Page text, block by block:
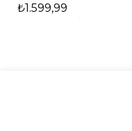
₺1.599,99